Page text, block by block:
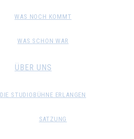
WAS NOCH KOMMT
WAS SCHON WAR
ÜBER UNS
DIE STUDIOBÜHNE ERLANGEN
SATZUNG